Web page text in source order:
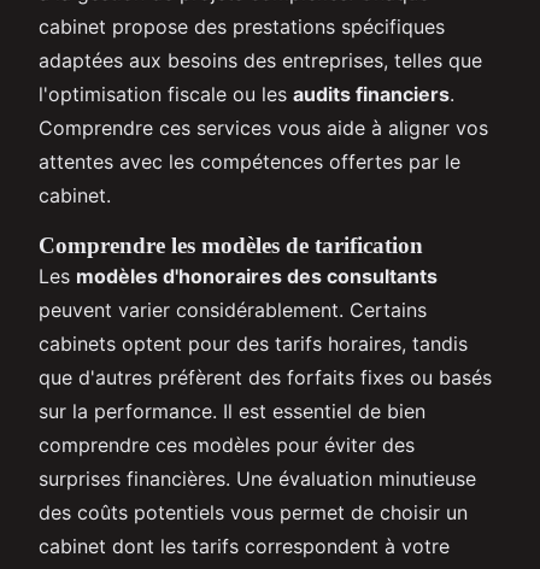
cabinet propose des prestations spécifiques
adaptées aux besoins des entreprises, telles que
l'optimisation fiscale ou les audits financiers.
Comprendre ces services vous aide à aligner vos
attentes avec les compétences offertes par le
cabinet.
Comprendre les modèles de tarification
Les modèles d'honoraires des consultants
peuvent varier considérablement. Certains
cabinets optent pour des tarifs horaires, tandis
que d'autres préfèrent des forfaits fixes ou basés
sur la performance. Il est essentiel de bien
comprendre ces modèles pour éviter des
surprises financières. Une évaluation minutieuse
des coûts potentiels vous permet de choisir un
cabinet dont les tarifs correspondent à votre